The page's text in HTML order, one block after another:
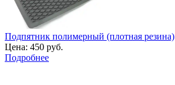
Подпятник полимерный (плотная резина)
Цена: 450 руб.
Подробнее